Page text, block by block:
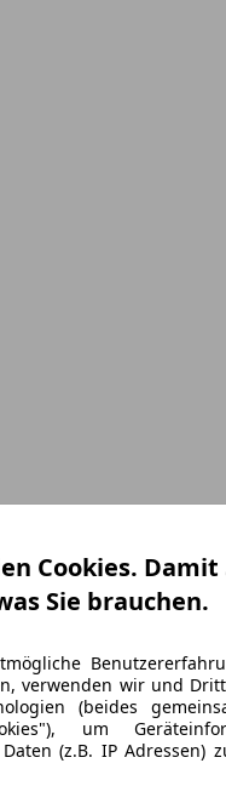
Cookies.
Sie brauchen.
verwenden wir und
(beides
um
(z.B. IP Adressen)